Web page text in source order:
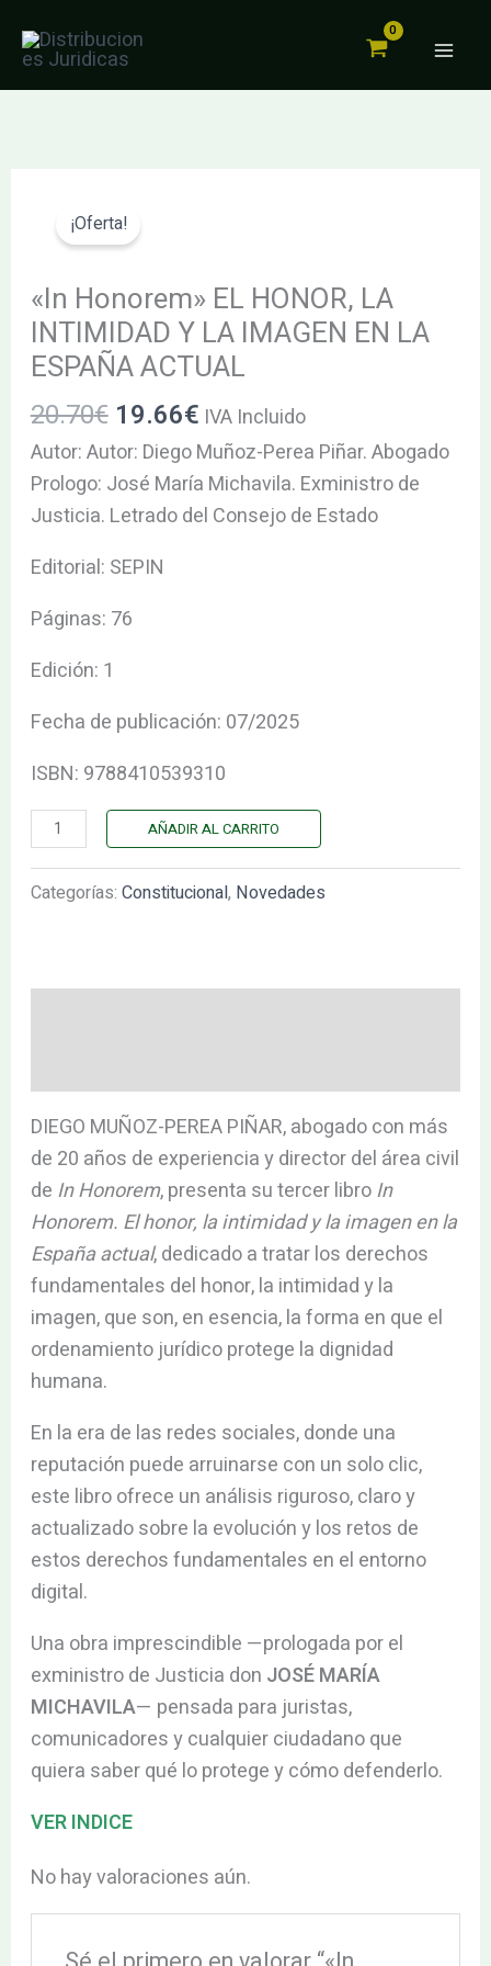
¡Oferta!
«In Honorem» EL HONOR, LA
INTIMIDAD Y LA IMAGEN EN LA
ESPAÑA ACTUAL
20.70€
precio
original
era:
20.70€.
19.66€
es:
19.66€.
IVA Incluido
Autor: Autor: Diego Muñoz-Perea Piñar. Abogado
Prologo: José María Michavila. Exministro de
Justicia. Letrado del Consejo de Estado
Editorial: SEPIN
Páginas: 76
Edición: 1
Fecha de publicación: 07/2025
ISBN: 9788410539310
Honorem»
HONOR,
LA
INTIMIDAD
Y
LA
IMAGEN
EN
LA
ACTUAL
cantidad
AÑADIR AL CARRITO
Categorías: Constitucional, Novedades
DIEGO MUÑOZ-PEREA PIÑAR, abogado con más
de 20 años de experiencia y director del área civil
de In Honorem, presenta su tercer libroIn
Honorem. El honor, la intimidad y la imagen en la
España actual, dedicado a tratar los derechos
fundamentales del honor, la intimidad y la
imagen, que son, en esencia, la forma en que el
ordenamiento jurídico protege la dignidad
humana.
En la era de las redes sociales, donde una
reputación puede arruinarse con un solo clic,
este libro ofrece un análisis riguroso, claro y
actualizado sobre la evolución y los retos de
estos derechos fundamentales en el entorno
digital.
Una obra imprescindible —prologada por el
exministro de Justicia don JOSÉ MARÍA
MICHAVILA— pensada para juristas,
comunicadores y cualquier ciudadano que
quiera saber qué lo protege y cómo defenderlo.
VER INDICE
No hay valoraciones aún.
HONOR,
ESPAÑA
ACTUAL
cantidad